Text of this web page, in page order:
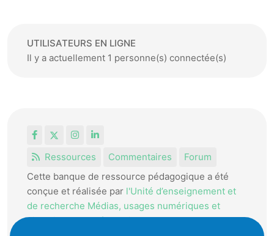
UTILISATEURS EN LIGNE
Il y a actuellement 1 personne(s) connectée(s)
FacebookInstagram
LinkedIn
Ressources
Commentaires
Forum
Cette banque de ressource pédagogique a été
conçue et réalisée par l'Unité d’enseignement et
de recherche Médias, usages numériques et
didactique de l’Informatique.